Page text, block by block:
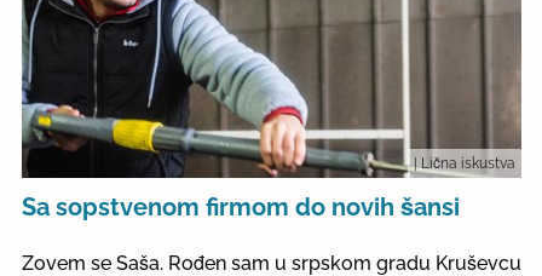
| Lična iskustva
Sa sopstvenom firmom do novih šansi
Zovem se Saša. Rođen sam u srpskom gradu Kruševcu